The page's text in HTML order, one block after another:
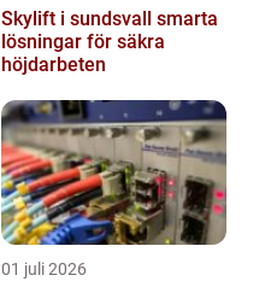
Skylift i sundsvall smarta
lösningar för säkra
höjdarbeten
01 juli 2026